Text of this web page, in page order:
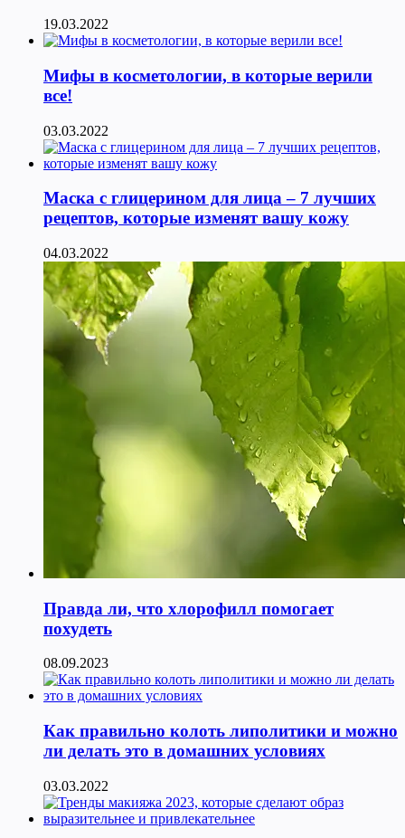
19.03.2022
Мифы в косметологии, в которые верили
все!
03.03.2022
Маска с глицерином для лица – 7 лучших
рецептов, которые изменят вашу кожу
04.03.2022
Правда ли, что хлорофилл помогает
похудеть
08.09.2023
Как правильно колоть липолитики и можно
ли делать это в домашних условиях
03.03.2022